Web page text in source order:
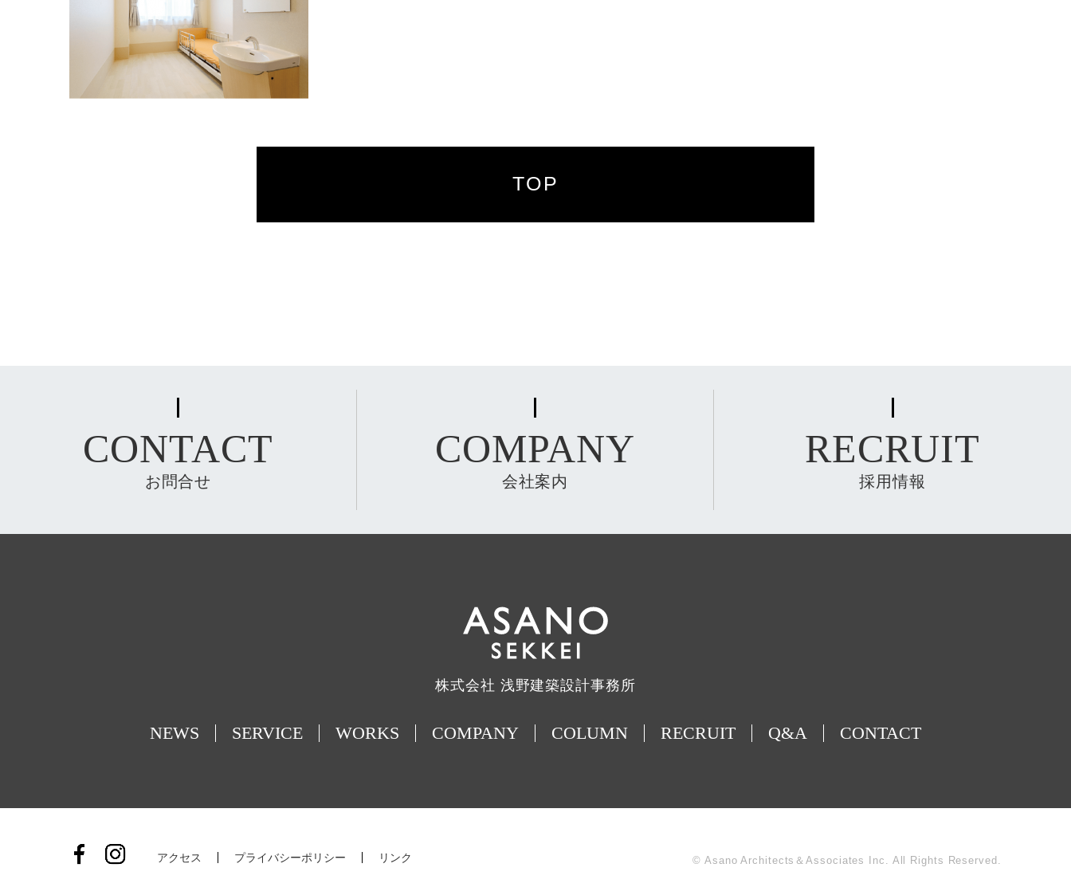
TOP
CONTACT
お問合せ
COMPANY
会社案内
RECRUIT
採用情報
株式会社 浅野建築設計事務所
NEWS SERVICE WORKS COMPANY COLUMN RECRUIT Q&A CONTACT
アクセス プライバシーポリシー リンク © Asano Architects＆Associates Inc. All Rights Reserved.